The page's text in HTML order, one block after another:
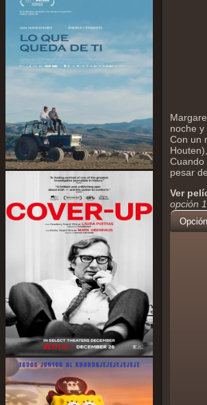
noche
Con un
Cuando
pesar
Ver
opción